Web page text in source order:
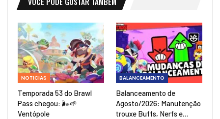
NOTICIAS
Temporada 53 do Brawl
Pass chegou: 🌬️🌱
Ventópole
BALANCEAMENTO
Balanceamento de
Agosto/2026: Manutenção
trouxe Buffs, Nerfs e…